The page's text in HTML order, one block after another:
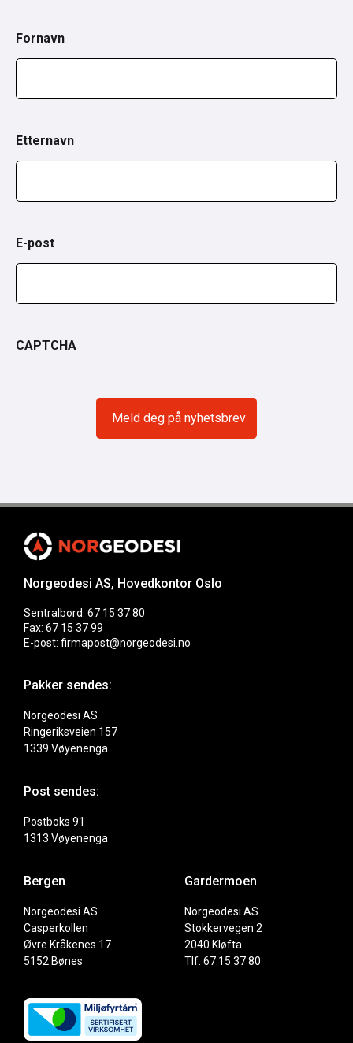
Fornavn
Etternavn
E-post
CAPTCHA
Norgeodesi AS, Hovedkontor Oslo
Sentralbord: 67 15 37 80
Fax: 67 15 37 99
E-post: firmapost@norgeodesi.no
Pakker sendes:
Norgeodesi AS
Ringeriksveien 157
1339 Vøyenenga
Post sendes:
Postboks 91
1313 Vøyenenga
Bergen
Norgeodesi AS
Casperkollen
Øvre Kråkenes 17
5152 Bønes
Gardermoen
Norgeodesi AS
Stokkervegen 2
2040 Kløfta
Tlf: 67 15 37 80